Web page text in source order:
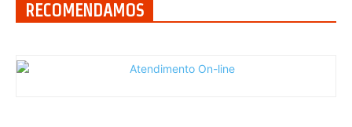
RECOMENDAMOS